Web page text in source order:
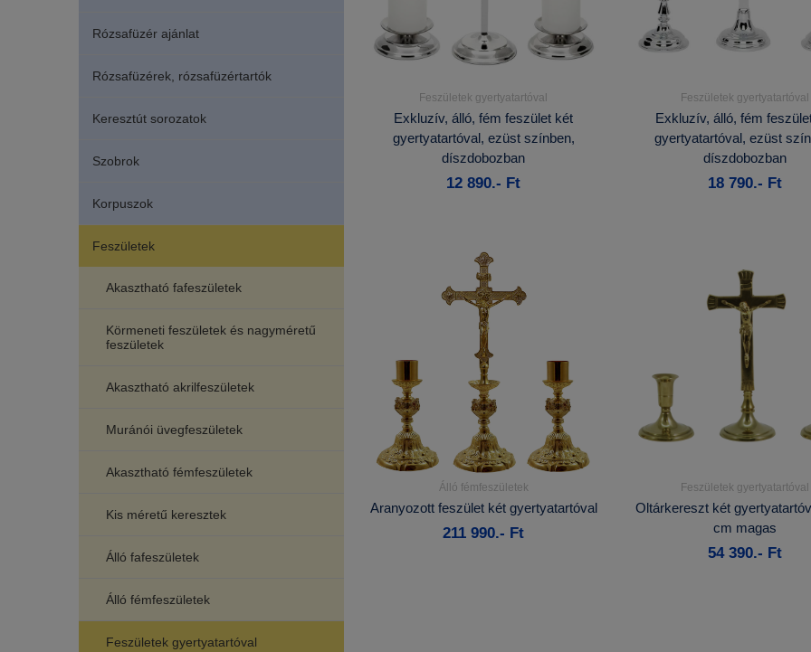
Részletek...
Rendelhető
Feszületek gyertyatartóval
Exkluzív, álló, fém feszület két
gyertyatartóval, ezüst színben,
díszdobozban
12 890.- Ft
Részletek...
Kosárba
Feszületek gyertyatartóval
Exkluzív, álló, fém
gyertyatartóval, ezüst
díszdobozban
18 790.- Ft
Kosárba
Álló fémfeszületek
Aranyozott feszület két gyertyatartóval
211 990.- Ft
Részletek...
Kosárba
Feszületek gyertyatartóval
Oltárkereszt két
cm magas
54 390.- Ft
Rózsafüzér ajánlat
Rózsafüzérek, rózsafüzértartók
Keresztút sorozatok
Szobrok
Korpuszok
Feszületek
Akasztható fafeszületek
Körmeneti feszületek és nagyméretű
feszületek
Akasztható akrilfeszületek
Muránói üvegfeszületek
Akasztható fémfeszületek
Kis méretű keresztek
Álló fafeszületek
Álló fémfeszületek
Feszületek gyertyatartóval